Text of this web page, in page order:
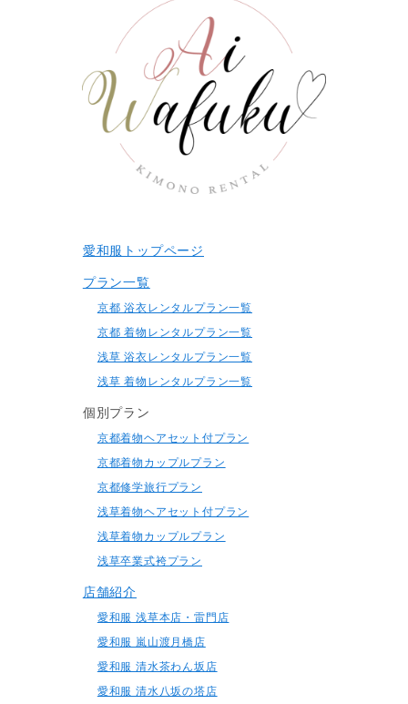
愛和服トップページ
プラン一覧
京都 浴衣レンタルプラン一覧
京都 着物レンタルプラン一覧
浅草 浴衣レンタルプラン一覧
浅草 着物レンタルプラン一覧
個別プラン
京都着物ヘアセット付プラン
京都着物カップルプラン
京都修学旅行プラン
浅草着物ヘアセット付プラン
浅草着物カップルプラン
浅草卒業式袴プラン
店舗紹介
愛和服 浅草本店・雷門店
愛和服 嵐山渡月橋店
愛和服 清水茶わん坂店
愛和服 清水八坂の塔店